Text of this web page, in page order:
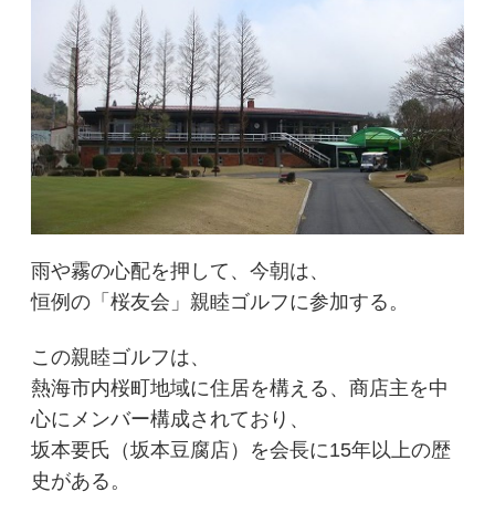
雨や霧の心配を押して、今朝は、
恒例の「桜友会」親睦ゴルフに参加する。
この親睦ゴルフは、
熱海市内桜町地域に住居を構える、商店主を中
心にメンバー構成されており、
坂本要氏（坂本豆腐店）を会長に15年以上の歴
史がある。